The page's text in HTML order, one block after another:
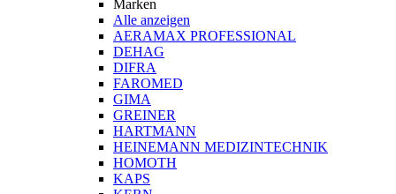
Marken
Alle anzeigen
AERAMAX PROFESSIONAL
DEHAG
DIFRA
FAROMED
GIMA
GREINER
HARTMANN
HEINEMANN MEDIZINTECHNIK
HOMOTH
KAPS